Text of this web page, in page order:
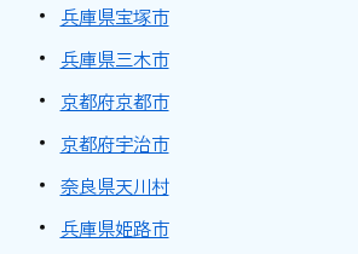
兵庫県宝塚市
兵庫県三木市
京都府京都市
京都府宇治市
奈良県天川村
兵庫県姫路市